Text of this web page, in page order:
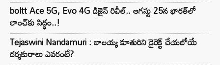
boltt Ace 5G, Evo 4G డిజైన్ రివీల్.. ఆగస్టు 25న భారత్‌లో
లాంచ్‌కు సిద్ధం..!
Tejaswini Nandamuri : బాలయ్య కూతురిని డైరెక్ట్ చేయబోయే
దర్శకురాలు ఎవరంటే?